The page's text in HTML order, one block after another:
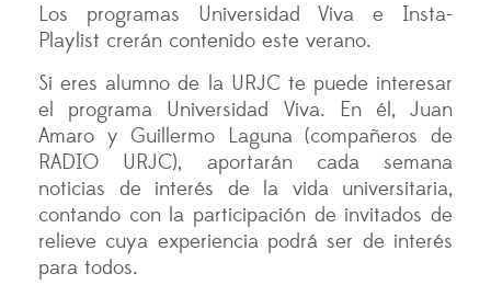
Los programas Universidad Viva e Insta-
Playlist crerán contenido este verano.
Si eres alumno de la URJC te puede interesar
el programa Universidad Viva. En él, Juan
Amaro y Guillermo Laguna (compañeros de
RADIO URJC), aportarán cada semana
noticias de interés de la vida universitaria,
contando con la participación de invitados de
relieve cuya experiencia podrá ser de interés
para todos.